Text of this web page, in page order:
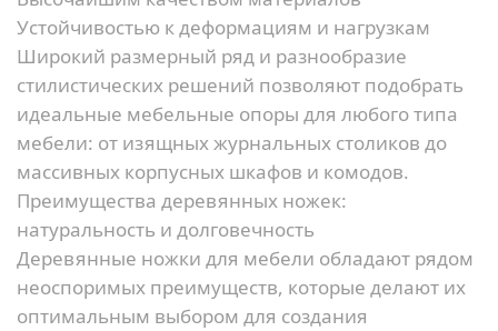
Устойчивостью к деформациям и нагрузкам
Широкий размерный ряд и разнообразие
стилистических решений позволяют подобрать
идеальные мебельные опоры для любого типа
мебели: от изящных журнальных столиков до
массивных корпусных шкафов и комодов.
Преимущества деревянных ножек:
натуральность и долговечность
Деревянные ножки для мебели обладают рядом
неоспоримых преимуществ, которые делают их
оптимальным выбором для создания